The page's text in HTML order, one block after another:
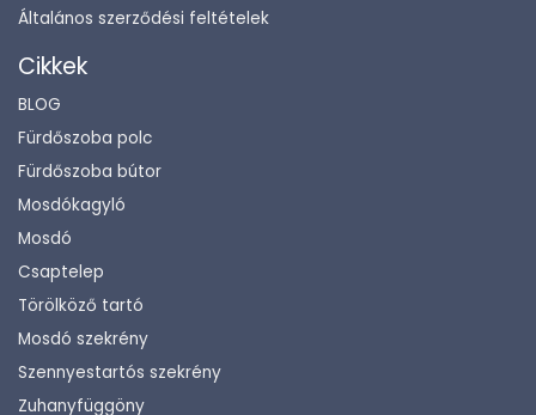
Általános szerződési feltételek
Cikkek
BLOG
Fürdőszoba polc
Fürdőszoba bútor
Mosdókagyló
Mosdó
Csaptelep
Törölköző tartó
Mosdó szekrény
Szennyestartós szekrény
Zuhanyfüggöny